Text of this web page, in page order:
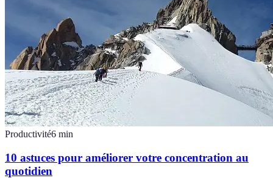
Productivité6 min
10 astuces pour améliorer votre concentration au
quotidien